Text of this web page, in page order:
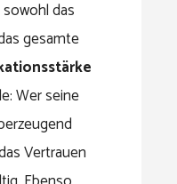
das
gesamte
Wer seine
Vertrauen